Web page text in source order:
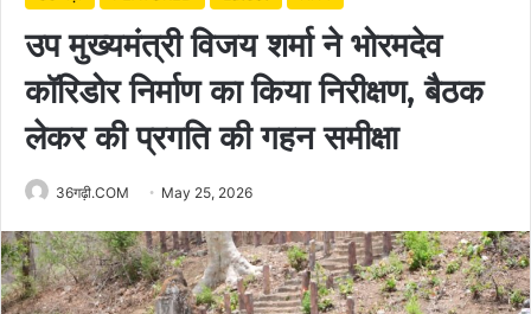
उप मुख्यमंत्री विजय शर्मा ने भोरमदेव
कॉरिडोर निर्माण का किया निरीक्षण, बैठक
लेकर की प्रगति की गहन समीक्षा
36गढ़ी.COM May 25, 2026